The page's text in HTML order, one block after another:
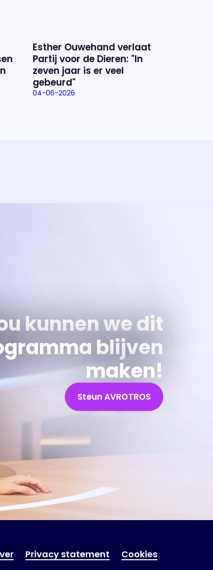
Esther Ouwehand verlaat
Partij voor de Dieren: "In
zeven jaar is er veel
gebeurd"
04-06-2026
kunnen we dit
blijven
maken!
Steun AVROTROS
Privacy statement Cookies